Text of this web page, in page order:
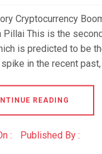
Cryptocurrency
Pillai This is the
is predicted to be
in the recent
READING
: Published By :